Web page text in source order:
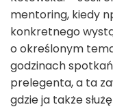
mentoring, kiedy
konkretnego
o określonym
godzinach
prelegenta, a ta
gdzie ja także